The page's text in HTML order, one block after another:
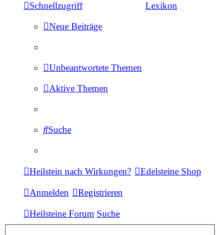
Schnellzugriff
Neue Beiträge
Unbeantwortete Themen
Aktive Themen
Suche
Lexikon
Heilstein nach Wirkungen? Edelsteine Shop
Anmelden Registrieren
Heilsteine Forum Suche